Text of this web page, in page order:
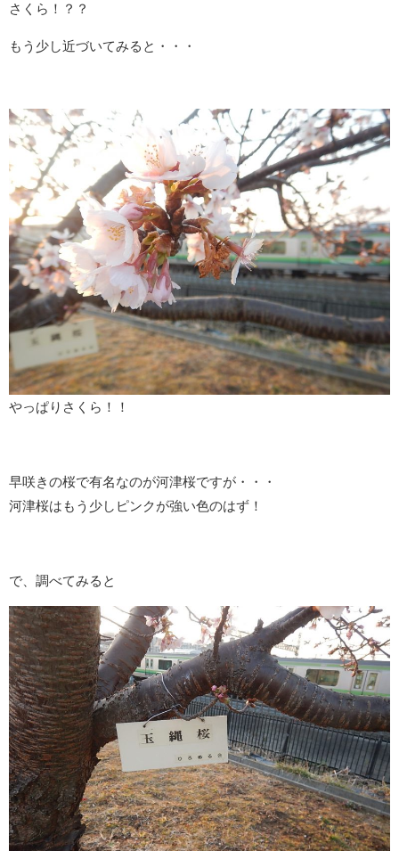
さくら！？？
もう少し近づいてみると・・・
やっぱりさくら！！
早咲きの桜で有名なのが河津桜ですが・・・
河津桜はもう少しピンクが強い色のはず！
で、調べてみると